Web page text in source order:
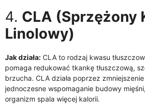
4. CLA (Sprzężony
Linolowy)
Jak działa: CLA to rodzaj kwasu
pomaga redukować tkankę tłuszczową,
brzucha. CLA działa poprzez
jednoczesne wspomaganie budowy
organizm spala więcej kalorii.